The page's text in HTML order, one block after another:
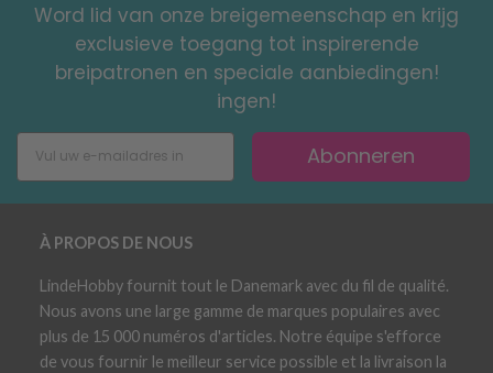
Word lid van onze breigemeenschap en krijg
exclusieve toegang tot inspirerende
breipatronen en speciale aanbiedingen!
ingen!
Abonneren
À PROPOS DE NOUS
LindeHobby fournit tout le Danemark avec du fil de qualité.
Nous avons une large gamme de marques populaires avec
plus de 15 000 numéros d'articles. Notre équipe s'efforce
de vous fournir le meilleur service possible et la livraison la